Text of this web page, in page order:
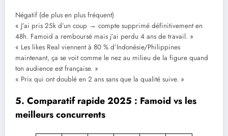
Négatif (de plus en plus fréquent)
« J’ai pris 25k d’un coup → compte supprimé définitivement en
48h. Famoid a remboursé mais j’ai perdu 4 ans de travail. »
« Les likes Real viennent à 80 % d’Indonésie/Philippines
maintenant, ça se voit comme le nez au milieu de la figure quand
ton audience est française. »
« Prix qui ont doublé en 2 ans sans que la qualité suive. »
5. Comparatif rapide 2025 : Famoid vs les
meilleurs concurrents